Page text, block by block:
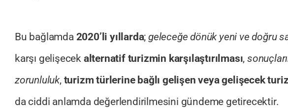
Bu bağlamda 2020’li yıllarda;geleceğe dönük yeni ve doğru
karşı gelişecek alternatif turizmin karşılaştırılması,
zorunluluk, turizm türlerine bağlı gelişen veya gelişecek
da ciddi anlamda değerlendirilmesini gündeme getirecektir.